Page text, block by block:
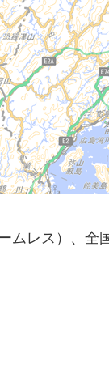
ムレス）、全